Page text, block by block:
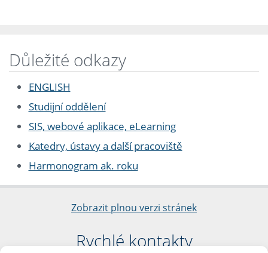
Důležité odkazy
ENGLISH
Studijní oddělení
SIS, webové aplikace, eLearning
Katedry, ústavy a další pracoviště
Harmonogram ak. roku
Zobrazit plnou verzi stránek
Rychlé kontakty